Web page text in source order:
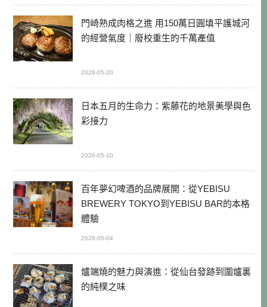
門崎熟成肉格之進 用150萬日圓填平護城河
的經營氣度｜廢校重生的千萬產值
2026-05-20
日本五月的生命力：紫藤花的地景美學與色
彩接力
2026-05-10
百年夢幻啤酒的品牌展開：從YEBISU
BREWERY TOKYO到YEBISU BAR的本格
體驗
2026-05-04
爐端燒的魅力與演進：從仙台發跡到圍爐裏
的純樸之味